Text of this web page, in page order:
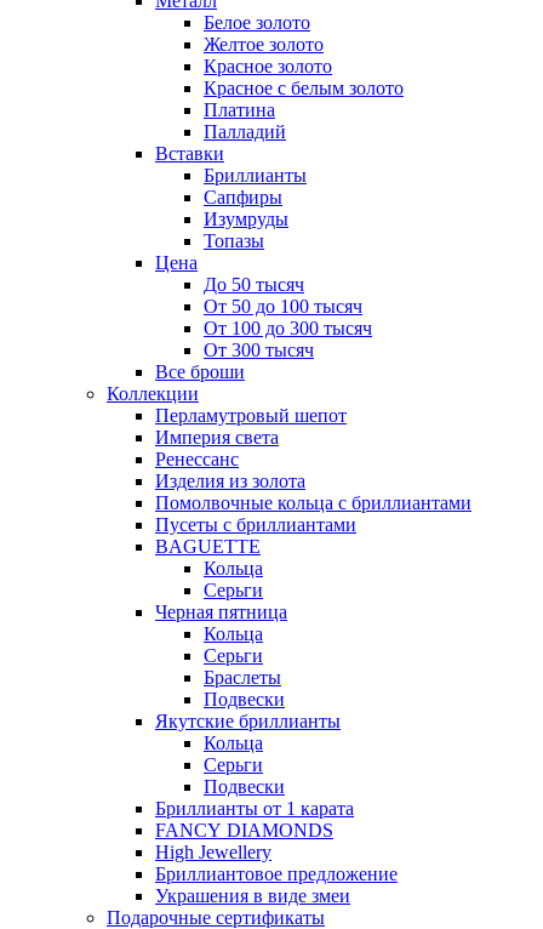
Белое золото
Желтое золото
Красное золото
Красное с белым золото
Платина
Палладий
Вставки
Бриллианты
Сапфиры
Изумруды
Топазы
Цена
До 50 тысяч
От 50 до 100 тысяч
От 100 до 300 тысяч
От 300 тысяч
Все броши
Коллекции
Перламутровый шепот
Империя света
Ренессанс
Изделия из золота
Помолвочные кольца с бриллиантами
Пусеты с бриллиантами
BAGUETTE
Кольца
Серьги
Черная пятница
Кольца
Серьги
Браслеты
Подвески
Якутские бриллианты
Кольца
Серьги
Подвески
Бриллианты от 1 карата
FANCY DIAMONDS
High Jewellery
Бриллиантовое предложение
Украшения в виде змеи
Подарочные сертификаты